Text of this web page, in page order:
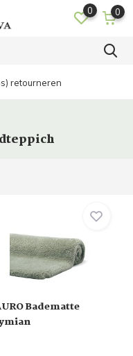
0 0
retourneren
Badematte